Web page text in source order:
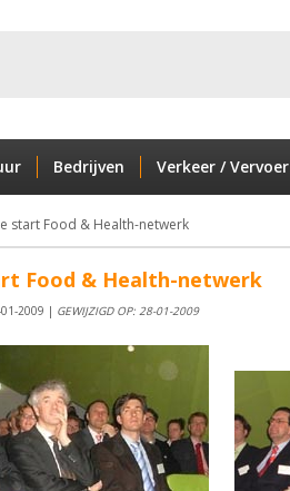
Bedrijven Verkeer / Vervoer
start Food & Health-netwerk
Food & Health-netwerk
01-2009 | GEWIJZIGD OP: 28-01-2009